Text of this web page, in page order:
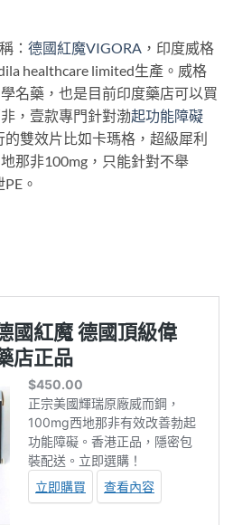
： 德國紅魔VIGORA ，印度威格
healthcare limited生產。威格
名藥，也是目前印度藥店可以買
，壹款專門針對渤起功能障礙
雙效片比如卡瑪格，超級犀利
那非100mg，只能針對不舉
。